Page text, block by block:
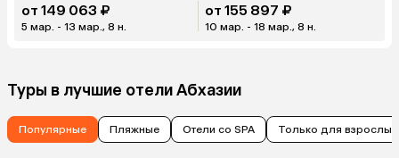
от 149 063 ₽
5 мар. - 13 мар., 8 н.
от 155 897 ₽
10 мар. - 18 мар., 8 н.
Туры в лучшие отели Абхазии
Популярные Пляжные Отели со SPA Только для взрослых